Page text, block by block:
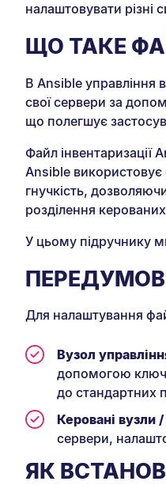
налаштовувати
ЩО ТАКЕ
В Ansible управління
свої сервери за
що полегшує
Файл інвентаризації
Ansible використовує
гнучкість,
розділення
У цьому підручнику
Для налаштування
Вузол
допомогою
до стандартних
Керовані вузли
сервери,
ЯК